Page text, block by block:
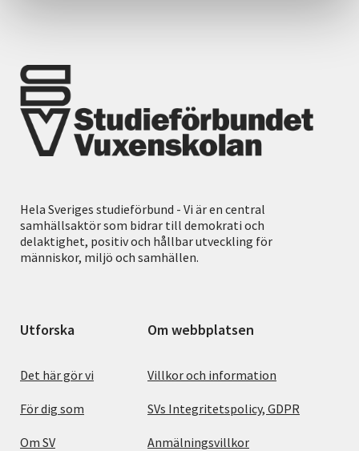
Hela Sveriges studieförbund - Vi är en central
samhällsaktör som bidrar till demokrati och
delaktighet, positiv och hållbar utveckling för
människor, miljö och samhällen.
Utforska
Det här gör vi
För dig som
Om SV
Om webbplatsen
Villkor och information
SVs Integritetspolicy, GDPR
Anmälningsvillkor